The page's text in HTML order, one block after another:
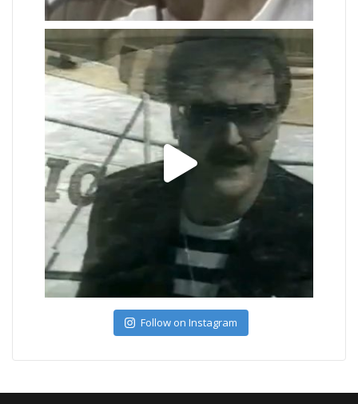
Follow on Instagram